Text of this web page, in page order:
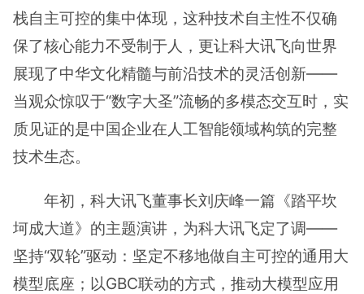
栈自主可控的集中体现，这种技术自主性不仅确
保了核心能力不受制于人，更让科大讯飞向世界
展现了中华文化精髓与前沿技术的灵活创新——
当观众惊叹于“数字大圣”流畅的多模态交互时，实
质见证的是中国企业在人工智能领域构筑的完整
技术生态。
年初，科大讯飞董事长刘庆峰一篇《踏平坎
坷成大道》的主题演讲，为科大讯飞定了调——
坚持“双轮”驱动：坚定不移地做自主可控的通用大
模型底座；以GBC联动的方式，推动大模型应用